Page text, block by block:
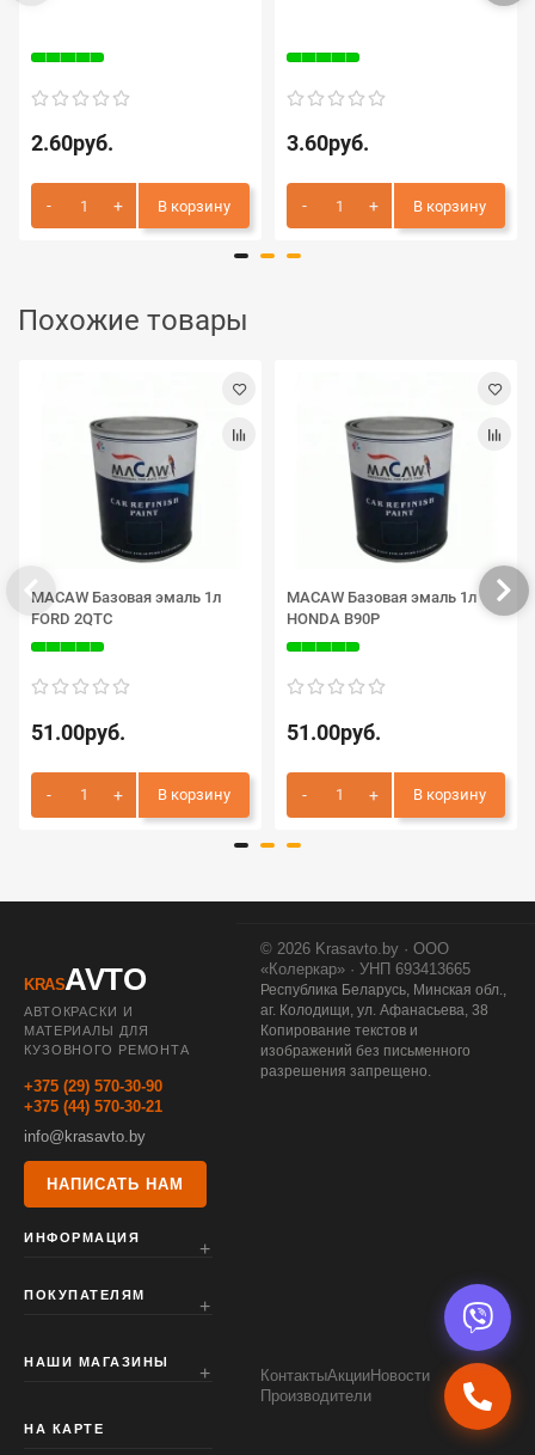
2.60руб.
В корзину
3.60руб.
В корзину
Похожие товары
MACAW Базовая эмаль 1л
FORD 2QTC
51.00руб.
В корзину
MACAW Базовая эмаль 1л
HONDA B90P
51.00руб.
В корзину
KRASAVTO
АВТОКРАСКИ И
МАТЕРИАЛЫ ДЛЯ
КУЗОВНОГО РЕМОНТА
+375 (29) 570-30-90
+375 (44) 570-30-21
info@krasavto.by
НАПИСАТЬ НАМ
ИНФОРМАЦИЯ
ПОКУПАТЕЛЯМ
НАШИ МАГАЗИНЫ
НА КАРТЕ
© 2026 Krasavto.by · ООО
«Колеркар» · УНП 693413665
Республика Беларусь, Минская обл.,
аг. Колодищи, ул. Афанасьева, 38
Копирование текстов и
изображений без письменного
разрешения запрещено.
КонтактыАкцииНовости
Производители